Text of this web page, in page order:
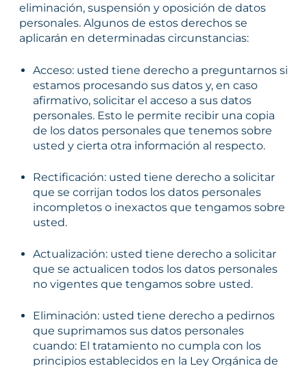
eliminación, suspensión y oposición de datos
personales. Algunos de estos derechos se
aplicarán en determinadas circunstancias:
Acceso: usted tiene derecho a preguntarnos si
estamos procesando sus datos y, en caso
afirmativo, solicitar el acceso a sus datos
personales. Esto le permite recibir una copia
de los datos personales que tenemos sobre
usted y cierta otra información al respecto.
Rectificación: usted tiene derecho a solicitar
que se corrijan todos los datos personales
incompletos o inexactos que tengamos sobre
usted.
Actualización: usted tiene derecho a solicitar
que se actualicen todos los datos personales
no vigentes que tengamos sobre usted.
Eliminación: usted tiene derecho a pedirnos
que suprimamos sus datos personales
cuando: El tratamiento no cumpla con los
principios establecidos en la Ley Orgánica de